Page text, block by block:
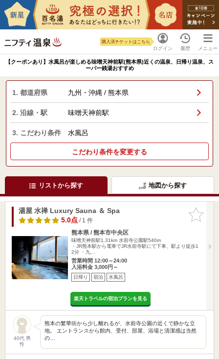
ログイン
購入済チケットはこちら
履歴 メニュー
【クーポンあり】水風呂が楽しめる味噌天神前駅(熊本県)近くの温泉、日帰り温泉、ス
ーパー銭湯おすすめ
1. 都道府県 九州・沖縄 / 熊本県
2. 沿線・駅 味噌天神前駅
3. こだわり条件 水風呂
こだわり条件を変更する
リストから探す 地図から探す
お気に入
りに追加
湯屋 水禅 Luxury Sauna ＆ Spa
5.0点/ 1 件
熊本県 / 熊本市中央区
味噌天神前駅1.31km 水前寺公園駅540m
・JR熊本駅から電車でJR水前寺駅にて下車、駅より徒歩1
2分 ・九…
営業時間 12:00～24:00
入浴料金 3,000円～
日帰り 宿泊 水風呂
楽天トラベルの宿泊プランを見る
40代 男
性
熊本の繁華街から少し離れるが、水前寺公園の近くで静かな立
地。 エントランスから館内、受付、部屋、浴場と清潔感は当然
の…